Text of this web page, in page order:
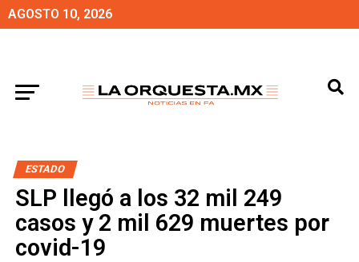
AGOSTO 10, 2026
ESTADO
SLP llegó a los 32 mil 249
casos y 2 mil 629 muertes por
covid-19